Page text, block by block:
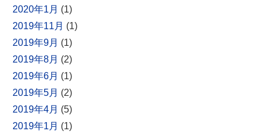
2020年1月 (1)
2019年11月 (1)
2019年9月 (1)
2019年8月 (2)
2019年6月 (1)
2019年5月 (2)
2019年4月 (5)
2019年1月 (1)